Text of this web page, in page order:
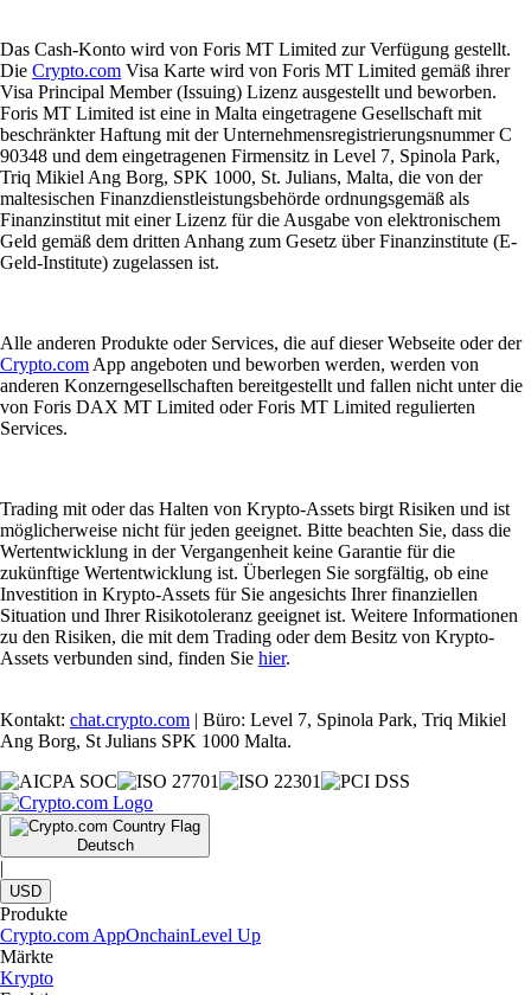
Das Cash-Konto wird von Foris MT Limited zur Verfügung gestellt.
Die Crypto.com Visa Karte wird von Foris MT Limited gemäß ihrer
Visa Principal Member (Issuing) Lizenz ausgestellt und beworben.
Foris MT Limited ist eine in Malta eingetragene Gesellschaft mit
beschränkter Haftung mit der Unternehmensregistrierungsnummer C
90348 und dem eingetragenen Firmensitz in Level 7, Spinola Park,
Triq Mikiel Ang Borg, SPK 1000, St. Julians, Malta, die von der
maltesischen Finanzdienstleistungsbehörde ordnungsgemäß als
Finanzinstitut mit einer Lizenz für die Ausgabe von elektronischem
Geld gemäß dem dritten Anhang zum Gesetz über Finanzinstitute (E-
Geld-Institute) zugelassen ist.
Alle anderen Produkte oder Services, die auf dieser Webseite oder der
Crypto.com App angeboten und beworben werden, werden von
anderen Konzerngesellschaften bereitgestellt und fallen nicht unter die
von Foris DAX MT Limited oder Foris MT Limited regulierten
Services.
Trading mit oder das Halten von Krypto-Assets birgt Risiken und ist
möglicherweise nicht für jeden geeignet. Bitte beachten Sie, dass die
Wertentwicklung in der Vergangenheit keine Garantie für die
zukünftige Wertentwicklung ist. Überlegen Sie sorgfältig, ob eine
Investition in Krypto-Assets für Sie angesichts Ihrer finanziellen
Situation und Ihrer Risikotoleranz geeignet ist. Weitere Informationen
zu den Risiken, die mit dem Trading oder dem Besitz von Krypto-
Assets verbunden sind, finden Sie hier.
Kontakt: chat.crypto.com | Büro: Level 7, Spinola Park, Triq Mikiel
Ang Borg, St Julians SPK 1000 Malta.
Deutsch
|
USD
Produkte
Crypto.com AppOnchainLevel Up
Märkte
Krypto